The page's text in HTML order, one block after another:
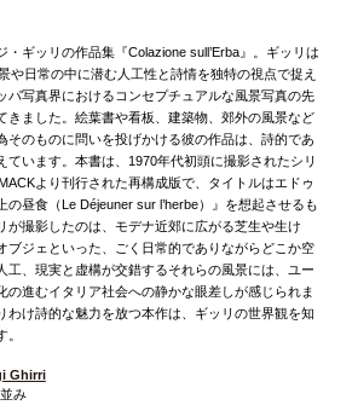
・ギッリの作品集『Colazione sull’Erba』。ギッリは
や日常の中に潜む人工性と詩情を独特の視点で捉え
パ写真界におけるコンセプチュアルな風景写真の先
きました。絵葉書や看板、建築物、郊外の風景など
そのものに問いを投げかける彼の作品は、詩的であ
ています。本書は、1970年代初頭に撮影されたシリ
より刊行された再構成版で、タイトルはエドゥ
の昼食（Le Déjeuner sur l’herbe）』を想起させるも
が撮影したのは、モデナ近郊に広がる芝生や生け
ブジェといった、ごく日常的でありながらどこか空
工、現実と虚構が交錯するそれらの風景には、ユー
の進むイタリア社会への静かな眼差しが感じられま
わけ詩的な魅力を放つ本作は、ギッリの世界観を知
Ghirri
み